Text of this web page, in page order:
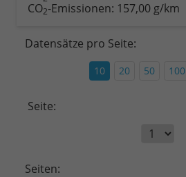
CO2-Emissionen: 157,00 g/km
Datensätze pro Seite:
10 20 50 100
Seite:
Seiten: